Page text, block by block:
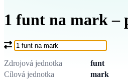
1 funt na mark –
Co chcete převést?
Zdrojová jednotka
funt
Cílová jednotka
mark